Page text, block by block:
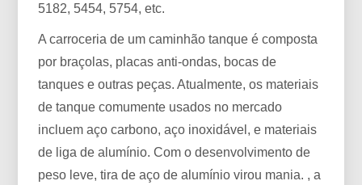
5182, 5454, 5754, etc.
A carroceria de um caminhão tanque é composta
por braçolas, placas anti-ondas, bocas de
tanques e outras peças. Atualmente, os materiais
de tanque comumente usados ​​no mercado
incluem aço carbono, aço inoxidável, e materiais
de liga de alumínio. Com o desenvolvimento de
peso leve, tira de aço de alumínio virou mania. , a